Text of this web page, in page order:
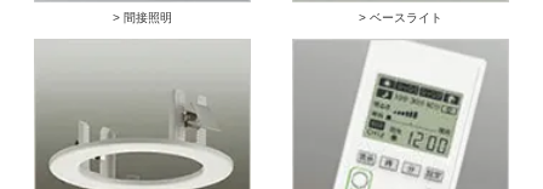
> 間接照明 > ベースライト